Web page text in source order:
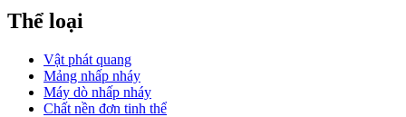
Thể loại
Vật phát quang
Mảng nhấp nháy
Máy dò nhấp nháy
Chất nền đơn tinh thể